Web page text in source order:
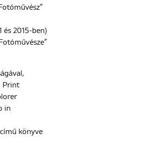
és 2015-ben)
Print
in
könyve